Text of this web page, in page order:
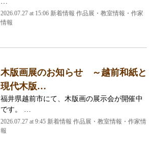
2026.07.27 at 15:06 新着情報 作品展・教室情報・作家
情報
木版画展のお知らせ ～越前和紙と
現代木版…
福井県越前市にて、木版画の展示会が開催中
です。 …
2026.07.27 at 9:45 新着情報 作品展・教室情報・作家情
報